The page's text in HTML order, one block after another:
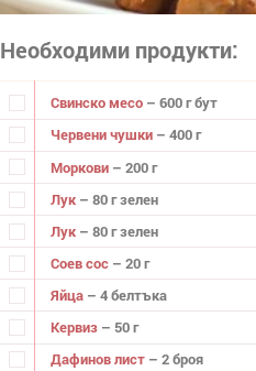
Необходими продукти
Свинско месо – 600 г бут
Червени чушки – 400 г
Моркови – 200 г
Лук – 80 г зелен
Лук – 80 г зелен
Соев сос – 20 г
Яйца – 4 белтъка
Кервиз – 50 г
Дафинов лист – 2 броя